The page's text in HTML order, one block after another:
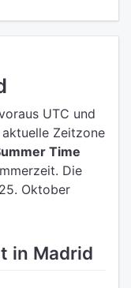
UTC und
aktuelle Zeitzone
Time
Die
Oktober
in Madrid